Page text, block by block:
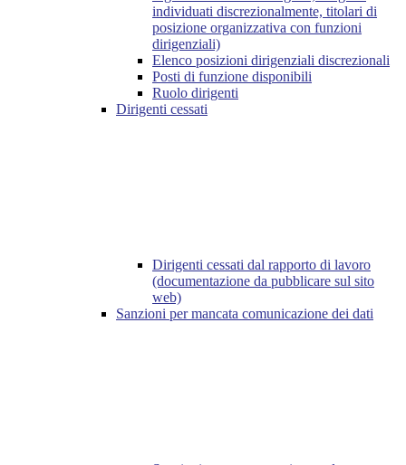
individuati discrezionalmente, titolari di
posizione organizzativa con funzioni
dirigenziali)
Elenco posizioni dirigenziali discrezionali
Posti di funzione disponibili
Ruolo dirigenti
Dirigenti cessati
Dirigenti cessati dal rapporto di lavoro
(documentazione da pubblicare sul sito
web)
Sanzioni per mancata comunicazione dei dati